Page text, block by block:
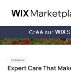
Créé sur